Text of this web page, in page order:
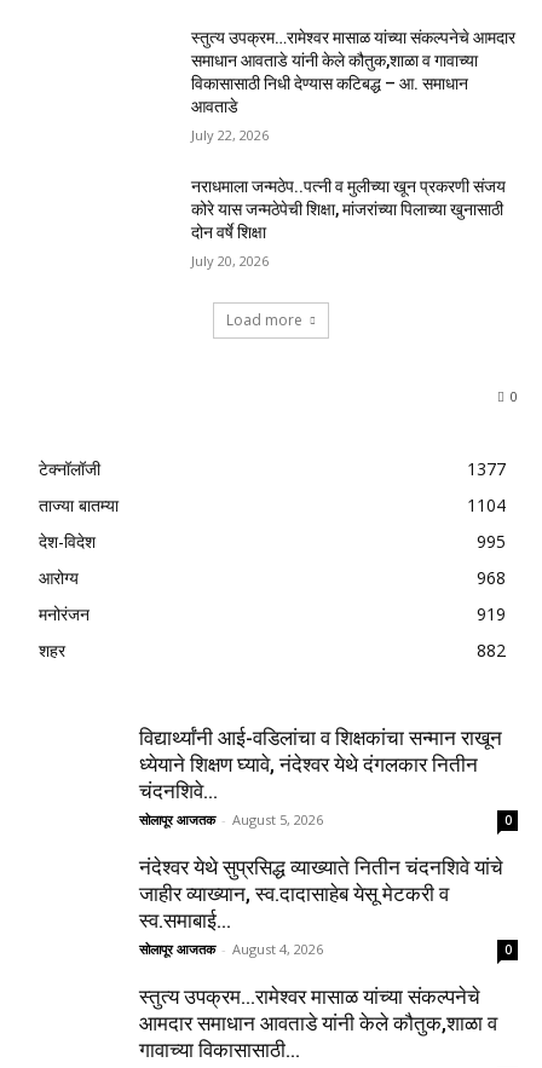
स्तुत्य उपक्रम…रामेश्वर मासाळ यांच्या संकल्पनेचे आमदार
समाधान आवताडे यांनी केले कौतुक,शाळा व गावाच्या
विकासासाठी निधी देण्यास कटिबद्ध – आ. समाधान
आवताडे
July 22, 2026
नराधमाला जन्मठेप..पत्नी व मुलीच्या खून प्रकरणी संजय
कोरे यास जन्मठेपेची शिक्षा, मांजरांच्या पिलाच्या खुनासाठी
दोन वर्षे शिक्षा
July 20, 2026
Load more
0
टेक्नॉलॉजी
1377
ताज्या बातम्या
1104
देश-विदेश
995
आरोग्य
968
मनोरंजन
919
शहर
882
विद्यार्थ्यांनी आई-वडिलांचा व शिक्षकांचा सन्मान राखून
ध्येयाने शिक्षण घ्यावे, नंदेश्वर येथे दंगलकार नितीन
चंदनशिवे...
सोलापूर आजतक - August 5, 2026 0
नंदेश्वर येथे सुप्रसिद्ध व्याख्याते नितीन चंदनशिवे यांचे
जाहीर व्याख्यान, स्व.दादासाहेब येसू मेटकरी व
स्व.समाबाई...
सोलापूर आजतक - August 4, 2026 0
स्तुत्य उपक्रम…रामेश्वर मासाळ यांच्या संकल्पनेचे
आमदार समाधान आवताडे यांनी केले कौतुक,शाळा व
गावाच्या विकासासाठी...